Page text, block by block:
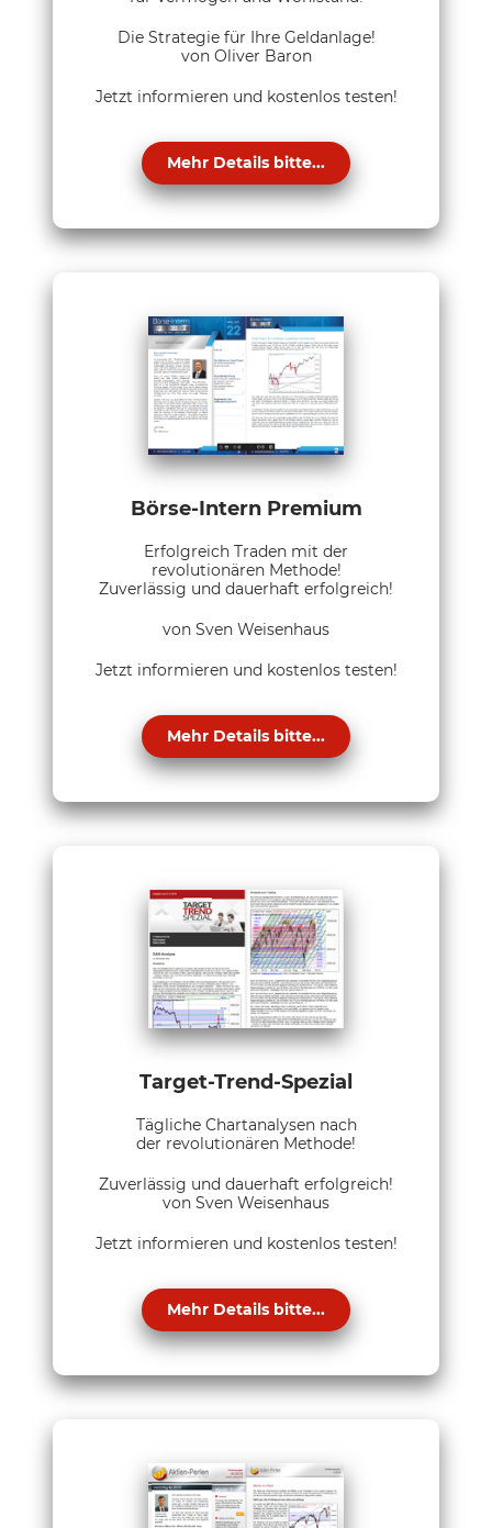
Die Strategie für Ihre Geldanlage!
von Oliver Baron
Jetzt informieren und kostenlos testen!
Mehr Details bitte...
Börse-Intern Premium
Erfolgreich Traden mit der
revolutionären Methode!
Zuverlässig und dauerhaft erfolgreich!
von Sven Weisenhaus
Jetzt informieren und kostenlos testen!
Mehr Details bitte...
Target-Trend-Spezial
Tägliche Chartanalysen nach
der revolutionären Methode!
Zuverlässig und dauerhaft erfolgreich!
von Sven Weisenhaus
Jetzt informieren und kostenlos testen!
Mehr Details bitte...